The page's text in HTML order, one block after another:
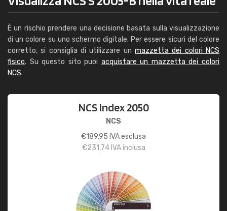
È un rischio prendere una decisione basata sulla visualizzazione
di un colore su uno schermo digitale. Per essere sicuri del colore
corretto, si consiglia di utilizzare un mazzetta dei colori NCS
fisico. Su questo sito puoi acquistare un mazzetta dei colori
NCS.
NCS Index 2050
NCS
€189,95 IVA esclusa
€231,74IVA inclusa